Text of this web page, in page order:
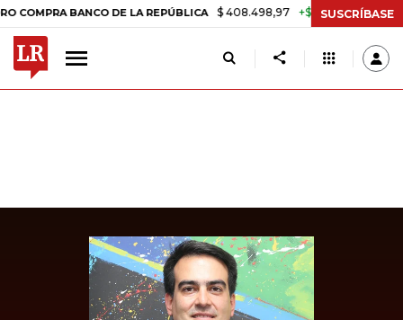
BANCO DE LA REPÚBLICA $ 408.498,97 +$ 8.753,81 +2,19%
SUSCRÍBASE